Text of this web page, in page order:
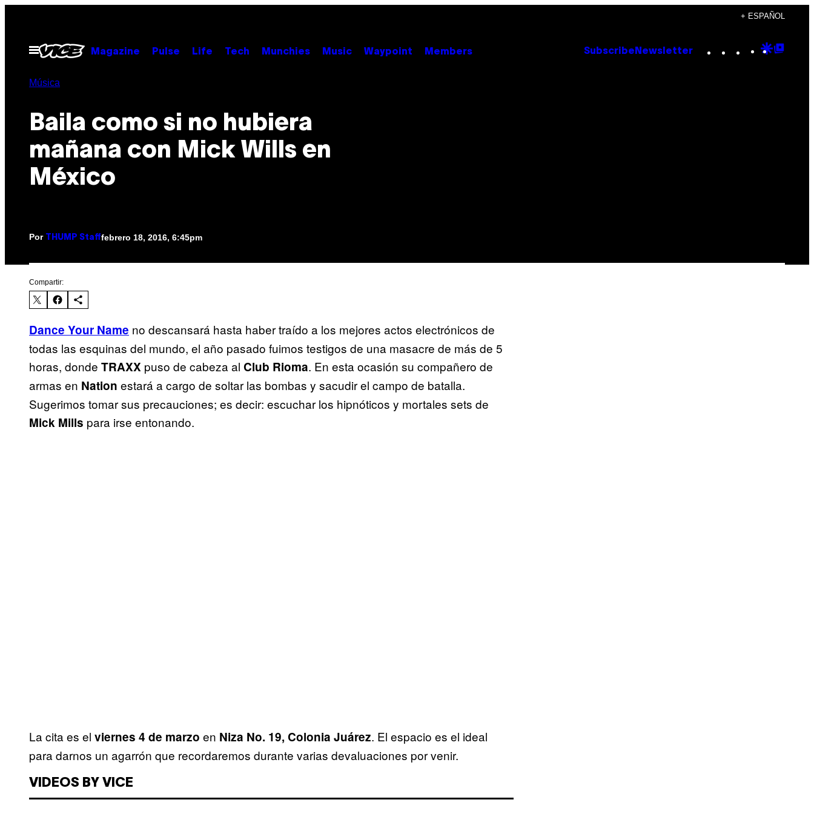
contenido
+ ESPAÑOL
Abrir
Menú
Magazine Pulse Life Tech Munchies Music Waypoint Members Subscribe Newsletter Instagram
TikTok
YouTube
Google
Música
Baila como si no hubiera
mañana con Mick Wills en
México
Por THUMP Stafffebrero 18, 2016, 6:45pm
Compartir:
Dance Your Name no descansará hasta haber traído a los mejores actos electrónicos de
todas las esquinas del mundo, el año pasado fuimos testigos de una masacre de más de 5
horas, donde TRAXX puso de cabeza al Club Rioma. En esta ocasión su compañero de
armas en Nation estará a cargo de soltar las bombas y sacudir el campo de batalla.
Sugerimos tomar sus precauciones; es decir: escuchar los hipnóticos y mortales sets de
Mick Mills para irse entonando.
La cita es el viernes 4 de marzo en Niza No. 19, Colonia Juárez. El espacio es el ideal
para darnos un agarrón que recordaremos durante varias devaluaciones por venir.
VIDEOS BY VICE